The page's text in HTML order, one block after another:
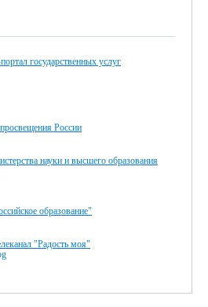
государственных услуг
России
науки и высшего образования
образование"
"Радость моя"